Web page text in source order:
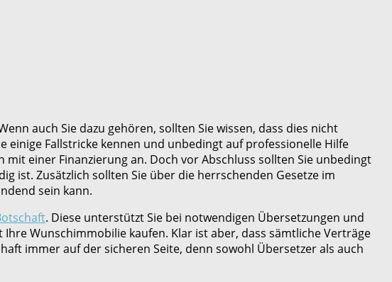
auch Sie dazu gehören, sollten Sie wissen, dass dies nicht
einige Fallstricke kennen und unbedingt auf professionelle Hilfe
einer Finanzierung an. Doch vor Abschluss sollten Sie unbedingt
ist. Zusätzlich sollten Sie über die herrschenden Gesetze im
sein kann.
. Diese unterstützt Sie bei notwendigen Übersetzungen und
Wunschimmobilie kaufen. Klar ist aber, dass sämtliche Verträge
immer auf der sicheren Seite, denn sowohl Übersetzer als auch